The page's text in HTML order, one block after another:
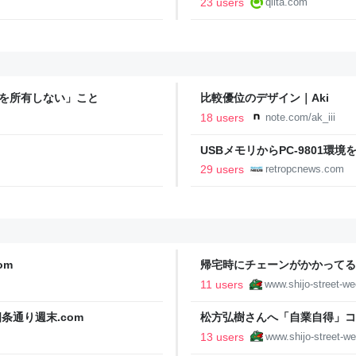
所有しない」こと
比較優位のデザイン｜Aki
18 users
note.com/ak_iii
USBメモリからPC-9801環境
29 users
retropcnews.com
帰宅時にチェーンがかかって
11 users
www.shijo-street-
通り週末.com
松方弘樹さんへ「自業自得」
13 users
www.shijo-street-